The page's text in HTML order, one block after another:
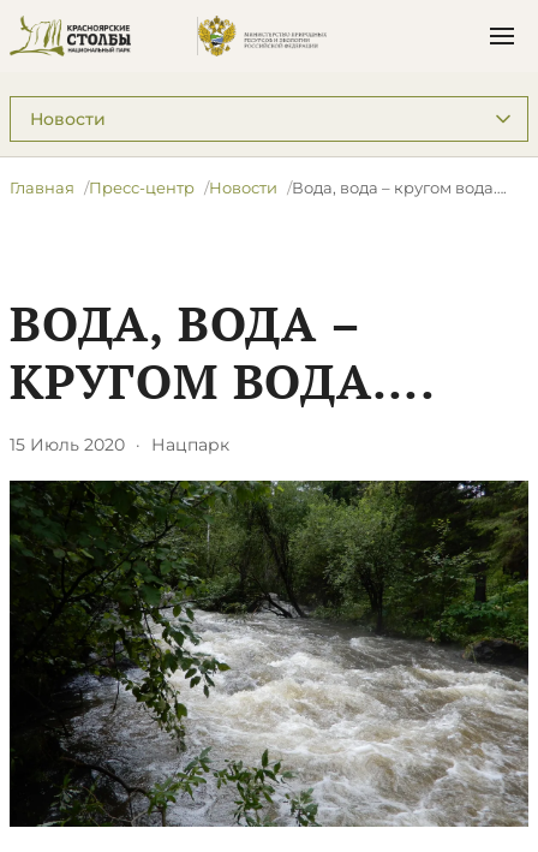
Подразделы: Пресс-центр
Главная Пресс-центр Новости ​Вода, вода – кругом вода….
​ВОДА, ВОДА –
КРУГОМ ВОДА….
15 Июль 2020 · Нацпарк